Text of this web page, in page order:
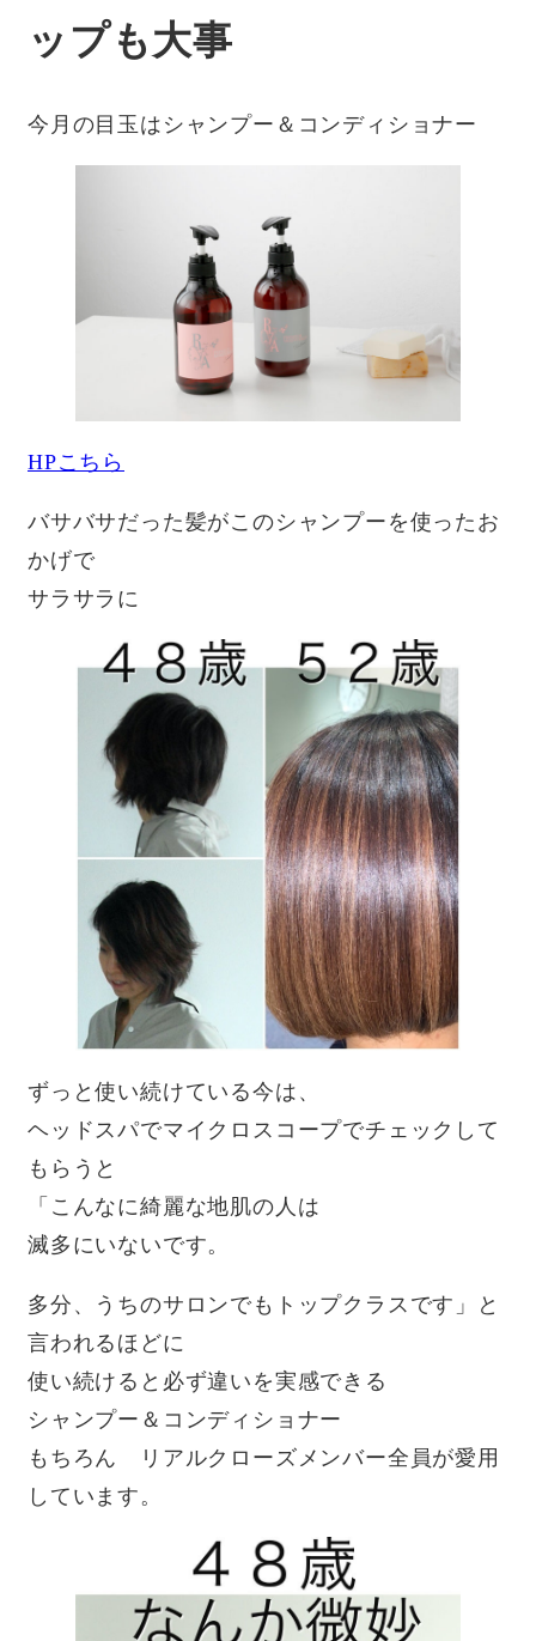
ップも大事
今月の目玉はシャンプー＆コンディショナー
HPこちら
バサバサだった髪がこのシャンプーを使ったお
かげで
サラサラに
ずっと使い続けている今は、
ヘッドスパでマイクロスコープでチェックして
もらうと
「こんなに綺麗な地肌の人は
滅多にいないです。
多分、うちのサロンでもトップクラスです」と
言われるほどに
使い続けると必ず違いを実感できる
シャンプー＆コンディショナー
もちろん リアルクローズメンバー全員が愛用
しています。